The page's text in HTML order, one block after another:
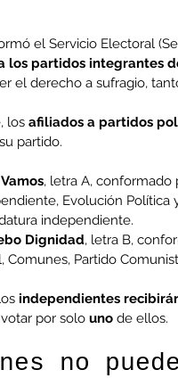
el Servicio Electoral
los partidos integrantes
el derecho a sufragio,
los afiliados a partidos
partido.
, letra A, conformado
Evolución Política
independiente.
Dignidad, letra B,
Comunes, Partido
independientes
por solo uno de ellos.
no